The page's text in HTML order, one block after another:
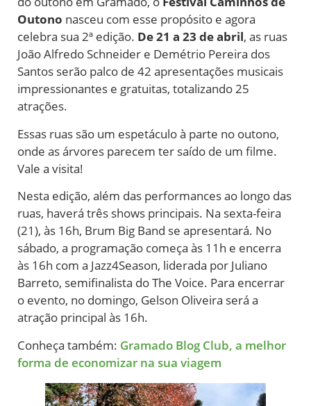
Outono nasceu com esse propósito e agora
celebra sua 2ª edição. De 21 a 23 de abril, as ruas
João Alfredo Schneider e Demétrio Pereira dos
Santos serão palco de 42 apresentações musicais
impressionantes e gratuitas, totalizando 25
atrações.
Essas ruas são um espetáculo à parte no outono,
onde as árvores parecem ter saído de um filme.
Vale a visita!
Nesta edição, além das performances ao longo das
ruas, haverá três shows principais. Na sexta-feira
(21), às 16h, Brum Big Band se apresentará. No
sábado, a programação começa às 11h e encerra
às 16h com a Jazz4Season, liderada por Juliano
Barreto, semifinalista do The Voice. Para encerrar
o evento, no domingo, Gelson Oliveira será a
atração principal às 16h.
Conheça também: Gramado Blog Club, a melhor
forma de economizar na sua viagem